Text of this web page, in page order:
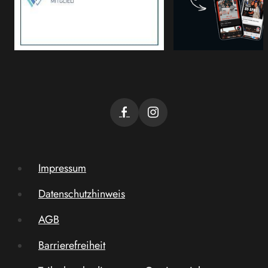
Impressum
Datenschutzhinweis
AGB
Barrierefreiheit